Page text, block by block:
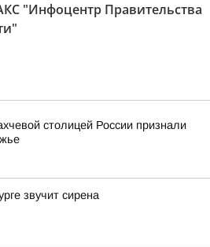
"Инфоцентр Правительства
столицей России признали
звучит сирена